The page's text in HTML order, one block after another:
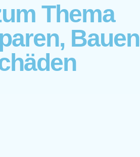
Thema
Bauen